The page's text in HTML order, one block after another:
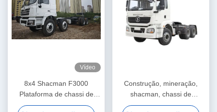
Vídeo
8x4 Shacman F3000
Plataforma de chassi de
caminhão de carga 430HP
Construção, mineração,
shacman, chassi de
caminhão, grande, reboque